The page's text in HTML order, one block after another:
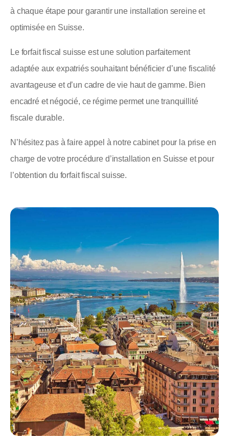
à chaque étape pour garantir une installation sereine et
optimisée en Suisse.
Le forfait fiscal suisse est une solution parfaitement
adaptée aux expatriés souhaitant bénéficier d’une fiscalité
avantageuse et d’un cadre de vie haut de gamme. Bien
encadré et négocié, ce régime permet une tranquillité
fiscale durable.
N’hésitez pas à faire appel à notre cabinet pour la prise en
charge de votre procédure d’installation en Suisse et pour
l’obtention du forfait fiscal suisse.